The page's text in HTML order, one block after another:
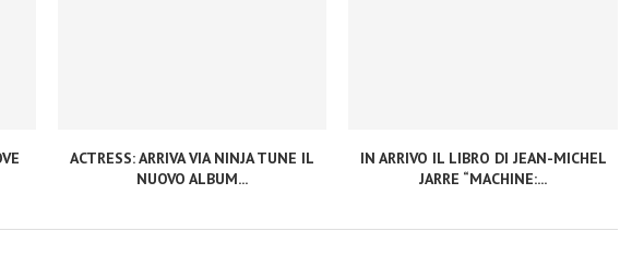
ACTRESS: ARRIVA VIA NINJA TUNE IL
NUOVO ALBUM...
IN ARRIVO IL LIBRO DI JEAN-MICHEL
JARRE “MACHINE:...